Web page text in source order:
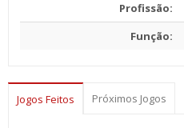
Profissão:
Função:
Jogos Feitos Próximos Jogos